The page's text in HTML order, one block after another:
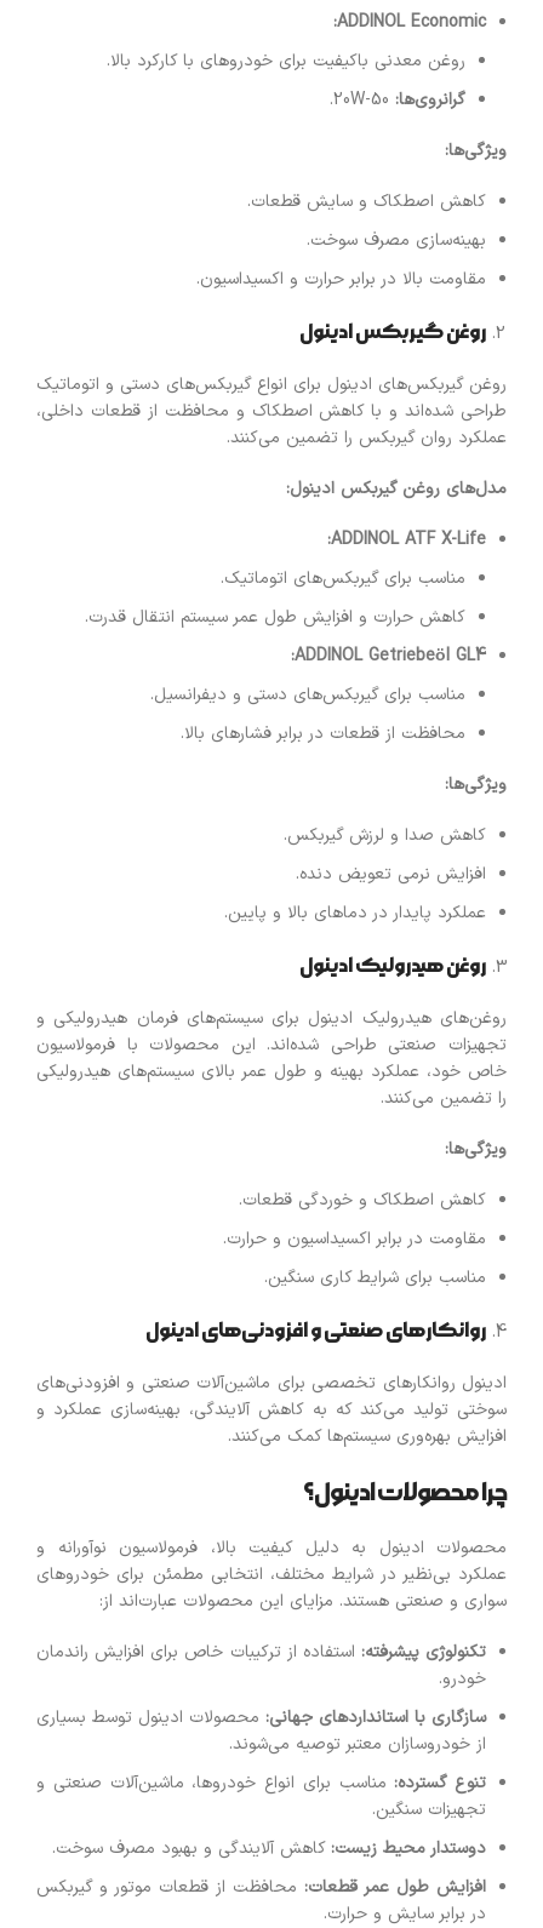
ADDINOL Economic:
روغن معدنی باکیفیت برای خودروهای با کارکرد بالا.
گرانروی‌ها:
ویژگی‌ها:
کاهش اصطکاک و سایش قطعات.
بهینه‌سازی مصرف سوخت.
مقاومت بالا در برابر حرارت و اکسیداسیون.
روغن گیربکس ادینول
روغن گیربکس‌های ادینول برای انواع گیربکس‌های دستی و اتوماتیک
طراحی شده‌اند و با کاهش اصطکاک و محافظت از قطعات داخلی،
عملکرد روان گیربکس را تضمین می‌کنند.
مدل‌های روغن گیربکس ادینول:
ADDINOL ATF X-Life:
مناسب برای گیربکس‌های اتوماتیک.
کاهش حرارت و افزایش طول عمر سیستم انتقال قدرت.
ADDINOL Getriebeöl GL4:
مناسب برای گیربکس‌های دستی و دیفرانسیل.
محافظت از قطعات در برابر فشارهای بالا.
ویژگی‌ها:
کاهش صدا و لرزش گیربکس.
افزایش نرمی تعویض دنده.
عملکرد پایدار در دماهای بالا و پایین.
روغن هیدرولیک ادینول
روغن‌های هیدرولیک ادینول برای سیستم‌های فرمان هیدرولیکی و
تجهیزات صنعتی طراحی شده‌اند. این محصولات با فرمولاسیون
خاص خود، عملکرد بهینه و طول عمر بالای سیستم‌های هیدرولیکی
را تضمین می‌کنند.
ویژگی‌ها:
کاهش اصطکاک و خوردگی قطعات.
مقاومت در برابر اکسیداسیون و حرارت.
مناسب برای شرایط کاری سنگین.
روانکارهای صنعتی و افزودنی‌های ادینول
ادینول روانکارهای تخصصی برای ماشین‌آلات صنعتی و افزودنی‌های
سوختی تولید می‌کند که به کاهش آلایندگی، بهینه‌سازی عملکرد و
افزایش بهره‌وری سیستم‌ها کمک می‌کنند.
چرا محصولات ادینول؟
محصولات ادینول به دلیل کیفیت بالا، فرمولاسیون نوآورانه و
عملکرد بی‌نظیر در شرایط مختلف، انتخابی مطمئن برای خودروهای
سواری و صنعتی هستند. مزایای این محصولات عبارت‌اند از:
تکنولوژی پیشرفته: استفاده از ترکیبات خاص برای افزایش راندمان
خودرو.
سازگاری با استانداردهای جهانی: محصولات ادینول توسط بسیاری
از خودروسازان معتبر توصیه می‌شوند.
تنوع گسترده: مناسب برای انواع خودروها، ماشین‌آلات صنعتی و
تجهیزات سنگین.
دوستدار محیط زیست: کاهش آلایندگی و بهبود مصرف سوخت.
افزایش طول عمر قطعات: محافظت از قطعات موتور و گیربکس
در برابر سایش و حرارت.